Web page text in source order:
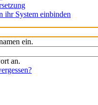
ihr System einbinden
ein.
an.